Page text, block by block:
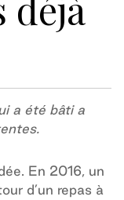
a été bâti a
En 2016, un
d’un repas à